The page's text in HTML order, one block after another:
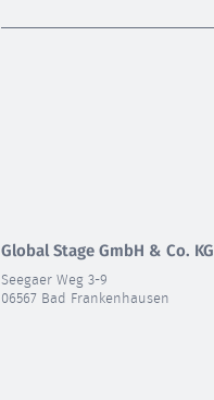
Global Stage GmbH & Co. KG
Seegaer Weg 3-9
06567 Bad Frankenhausen